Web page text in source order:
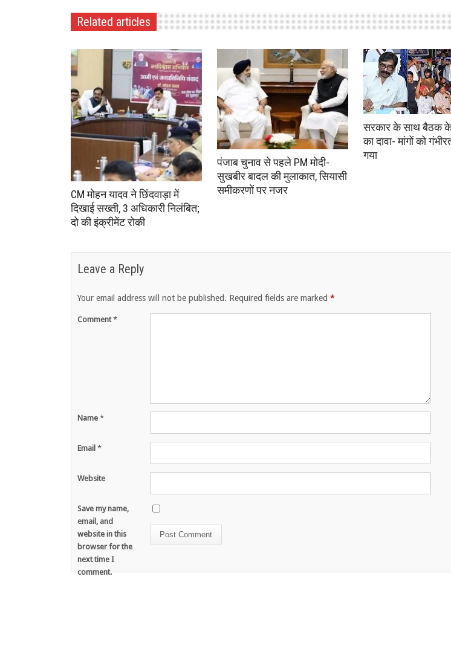
Related articles
CM मोहन यादव ने छिंदवाड़ा में
दिखाई सख्ती, 3 अधिकारी निलंबित;
दो की इंक्रीमेंट रोकी
पंजाब चुनाव से पहले PM मोदी-
सुखबीर बादल की मुलाकात, सियासी
समीकरणों पर नजर
सरकार के साथ बैठक के
का दावा- मांगों को
गया
Leave a Reply
Your email address will not be published. Required fields are marked *
Comment*
Name *
Email *
Website
Save my name,
email, and
website in this
browser for the
next time I
comment.